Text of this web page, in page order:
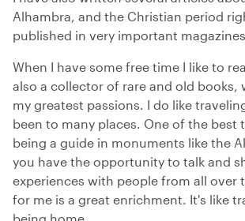
Alhambra, and the Christian period
published in very important
When I have some free time I like to
also a collector of rare and old books,
my greatest passions. I do like
been to many places. One of the best
being a guide in monuments like the
you have the opportunity to talk and
experiences with people from all over
for me is a great enrichment. It's like